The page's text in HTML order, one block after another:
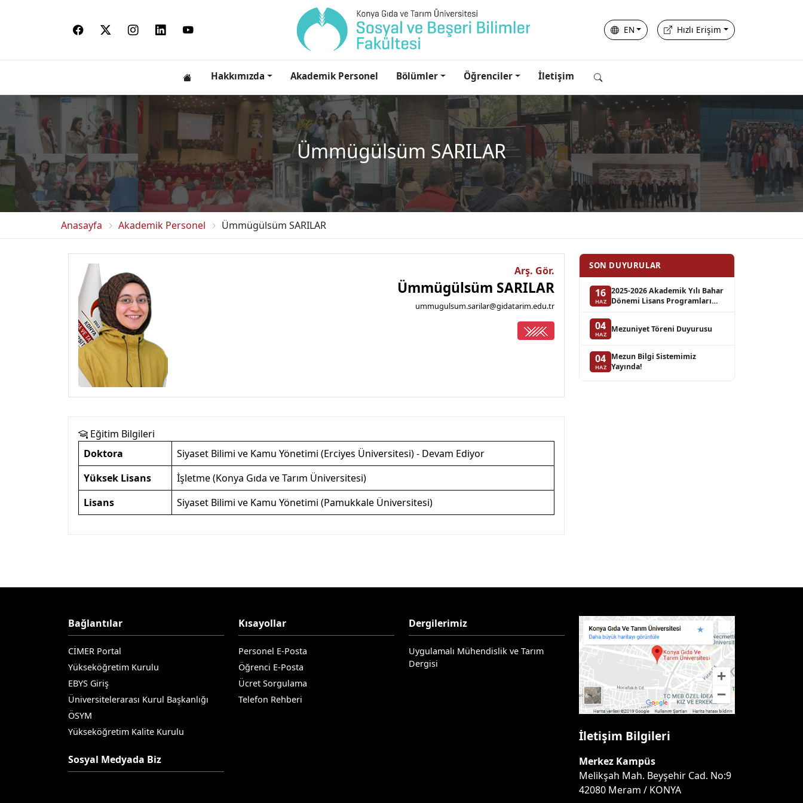
EN Hızlı Erişim
Hakkımızda Akademik Personel Bölümler Öğrenciler İletişim
Ümmügülsüm SARILAR
Anasayfa Akademik Personel Ümmügülsüm SARILAR
Arş. Gör.
Ümmügülsüm SARILAR
ummugulsum.sarilar@gidatarim.edu.tr
Eğitim Bilgileri
Doktora
Siyaset Bilimi ve Kamu Yönetimi (Erciyes Üniversitesi) - Devam Ediyor
Yüksek Lisans
İşletme (Konya Gıda ve Tarım Üniversitesi)
Lisans
Siyaset Bilimi ve Kamu Yönetimi (Pamukkale Üniversitesi)
SON DUYURULAR
16
HAZ
2025-2026 Akademik Yılı Bahar
Dönemi Lisans Programları
04
HAZ
Mezuniyet Töreni Duyurusu
04
HAZ
Mezun Bilgi Sistemimiz
Yayında!
Bağlantılar
CİMER Portal
Yükseköğretim Kurulu
EBYS Giriş
Üniversitelerarası Kurul Başkanlığı
ÖSYM
Yükseköğretim Kalite Kurulu
Sosyal Medyada Biz
Kısayollar
Personel E-Posta
Öğrenci E-Posta
Ücret Sorgulama
Telefon Rehberi
Dergilerimiz
Uygulamalı Mühendislik ve Tarım
Dergisi
İletişim Bilgileri
Merkez Kampüs
Melikşah Mah. Beyşehir Cad. No:9
42080 Meram / KONYA